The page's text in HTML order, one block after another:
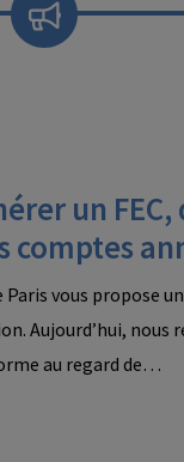
un
comptes
Paris vous propose
Aujourd’hui, nous
au regard de…